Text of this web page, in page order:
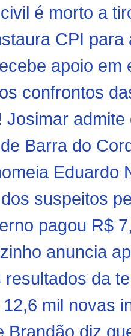
é morto a
CPI
apoio
confrontos
Josimar
Barra do
Eduardo
suspeitos
pagou R$
anuncia
resultados da
mil novas
Brandão diz